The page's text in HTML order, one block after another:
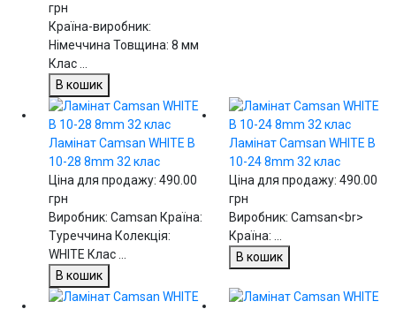
грн
Країна-виробник:
Німеччина Товщина: 8 мм
Клас ...
В кошик
Ламінат Camsan WHITE В
10-28 8mm 32 клас
Ціна для продажу: 490.00
грн
Виробник: Camsan Країна:
Туреччина Колекція:
WHITE Клас ...
В кошик
Ламінат Camsan WHITE В
10-24 8mm 32 клас
Ціна для продажу: 490.00
грн
Виробник: Camsan<br>
Країна: ...
В кошик